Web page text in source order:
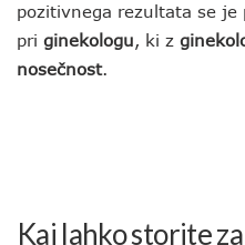
pozitivnega rezultata se je
pri ginekologu, ki z
nosečnost.
Kaj lahko storite